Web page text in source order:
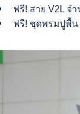
ฟรี! สาย V2L จ
ฟรี! ชุดพรมปูพื้น